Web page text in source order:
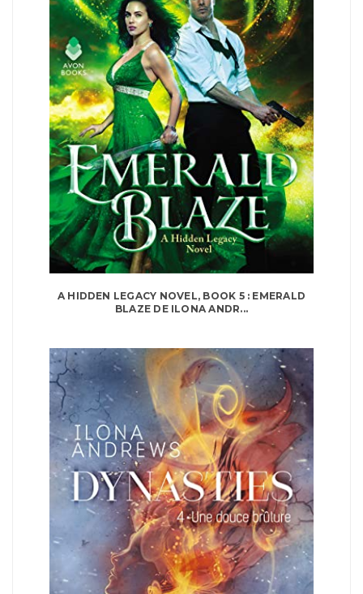
A HIDDEN LEGACY NOVEL, BOOK 5 : EMERALD
BLAZE DE ILONA ANDR...